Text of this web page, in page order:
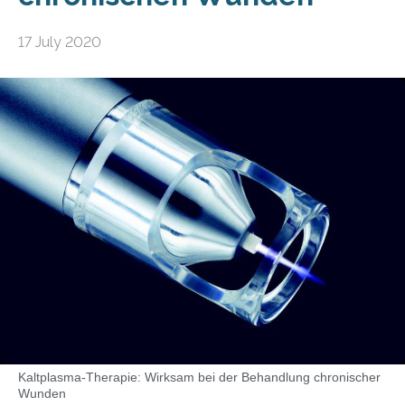
17 July 2020
Kaltplasma-Therapie: Wirksam bei der Behandlung chronischer
Wunden